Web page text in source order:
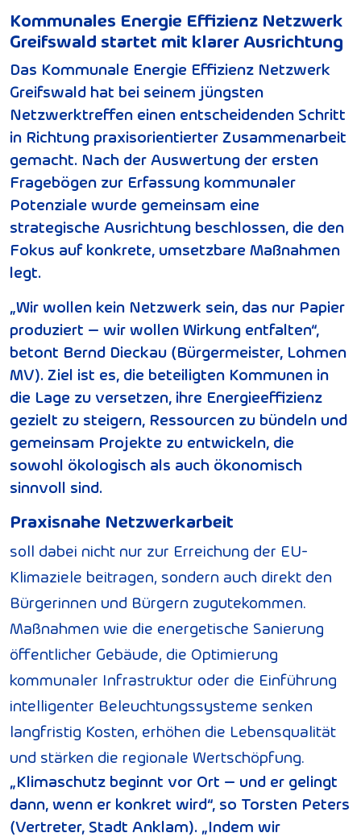
Kommunales Energie Effizienz Netzwerk
Greifswald startet mit klarer Ausrichtung
Das Kommunale Energie Effizienz Netzwerk
Greifswald hat bei seinem jüngsten
Netzwerktreffen einen entscheidenden Schritt
in Richtung praxisorientierter Zusammenarbeit
gemacht. Nach der Auswertung der ersten
Fragebögen zur Erfassung kommunaler
Potenziale wurde gemeinsam eine
strategische Ausrichtung beschlossen, die den
Fokus auf konkrete, umsetzbare Maßnahmen
legt.
„Wir wollen kein Netzwerk sein, das nur Papier
produziert – wir wollen Wirkung entfalten“,
betont Bernd Dieckau (Bürgermeister, Lohmen
MV). Ziel ist es, die beteiligten Kommunen in
die Lage zu versetzen, ihre Energieeffizienz
gezielt zu steigern, Ressourcen zu bündeln und
gemeinsam Projekte zu entwickeln, die
sowohl ökologisch als auch ökonomisch
sinnvoll sind.
Praxisnahe Netzwerkarbeit
soll dabei nicht nur zur Erreichung der EU-
Klimaziele beitragen, sondern auch direkt den
Bürgerinnen und Bürgern zugutekommen.
Maßnahmen wie die energetische Sanierung
öffentlicher Gebäude, die Optimierung
kommunaler Infrastruktur oder die Einführung
intelligenter Beleuchtungssysteme senken
langfristig Kosten, erhöhen die Lebensqualität
und stärken die regionale Wertschöpfung.
„Klimaschutz beginnt vor Ort – und er gelingt
dann, wenn er konkret wird“, so Torsten Peters
(Vertreter, Stadt Anklam). „Indem wir